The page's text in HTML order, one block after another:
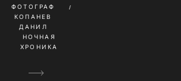
ФОТОГРАФ
КОПАНЕВ
ДАНИЛ
НОЧНАЯ
ХРОНИКА